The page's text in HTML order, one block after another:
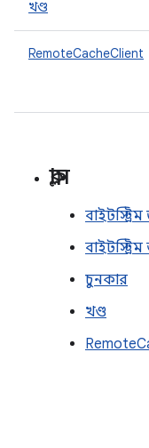
খণ্ড
RemoteCacheClient
ক্লাস
চুনকার
খণ্ড